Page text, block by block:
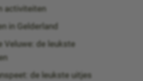
activiteiten
in Gelderland
Veluwe: de leukste
de leukste uitjes